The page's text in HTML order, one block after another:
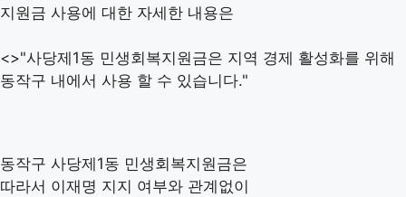
지원금 사용에 대한 자세한 내용은
<>"사당제1동 민생회복지원금은 지역 경제 활성화를 위해
동작구 내에서 사용 할 수 있습니다."
동작구 사당제1동 민생회복지원금은
따라서 이재명 지지 여부와 관계없이